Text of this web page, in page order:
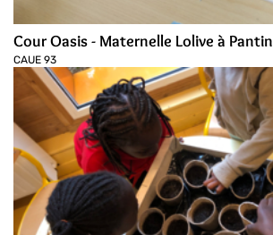
Cour Oasis - Maternelle Lolive à Pantin
CAUE 93